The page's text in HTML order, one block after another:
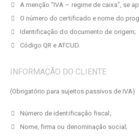
A menção “IVA – regime de caixa”, se
O número do certificado e nome do
Identificação do documento de origem;
Código QR e ATCUD.
INFORMAÇÃO DO CLIENTE
(Obrigatório para sujeitos passivos de IVA)
Número de identificação fiscal;
Nome, firma ou denominação social;